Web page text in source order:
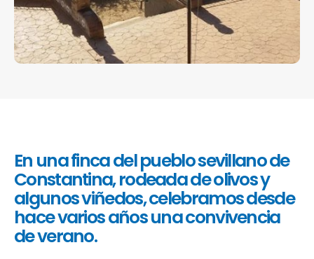
En una finca del pueblo sevillano de
Constantina, rodeada de olivos y
algunos viñedos, celebramos desde
hace varios años una convivencia
de verano.